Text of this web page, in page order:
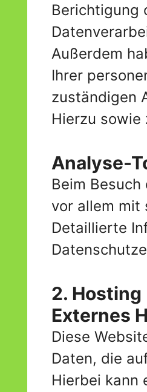
Berichtigung
Außerdem
Ihrer
zuständigen
Hierzu sowie
Analyse-
Beim
vor allem mit
Detaillierte
2. Hosting
Externes
Diese
Daten, die
Hierbei kann